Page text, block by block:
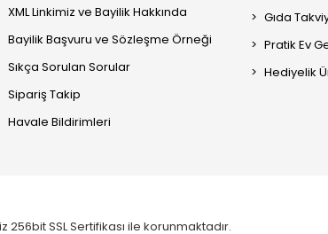
XML Linkimiz ve Bayilik Hakkında
Bayilik Başvuru ve Sözleşme Örneği
Sıkça Sorulan Sorular
Sipariş Takip
Havale Bildirimleri
Gıda
Pratik Ev
Hediyelik
256bit SSL Sertifikası ile korunmaktadır.